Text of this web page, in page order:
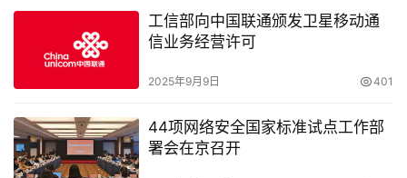
工信部向中国联通颁发卫星移动通
信业务经营许可
2025年9月9日 401
44项网络安全国家标准试点工作部
署会在京召开